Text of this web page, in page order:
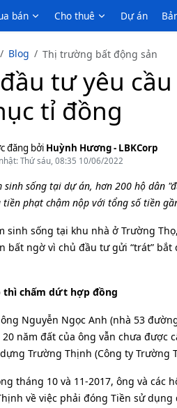
bán Cho thuê Dự án
Blog Thị trường bất động sản
tư yêu
tỉ đồng
đăng bởi Huỳnh Hương - LBKCorp
Thứ sáu, 08:35 10/06/2022
sinh sống tại dự án, hơn 200 hộ dân
phạt chậm nộp với tổng số tiền
sinh sống tại khu nhà ở Trường
bất ngờ vì chủ đầu tư gửi “trát”
thì chấm dứt hợp đồng
Nguyễn Ngọc Anh (nhà 53
năm đất của ông vẫn chưa được
Trường Thịnh (Công ty Trường
tháng 10 và 11-2017, ông và các
về việc phải đóng Tiền sử